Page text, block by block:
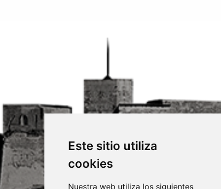
Este sitio utiliza
cookies
Nuestra web utiliza los siguientes